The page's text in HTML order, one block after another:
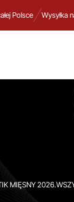
Polsce Wysyłka
MIĘSNY